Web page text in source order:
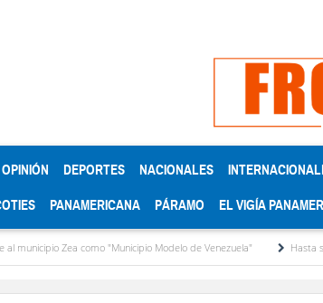
OPINIÓN DEPORTES NACIONALES
PANAMERICANA PÁRAMO EL VIGÍA
Zea como "Municipio Modelo de Venezuela" Hasta siempre,